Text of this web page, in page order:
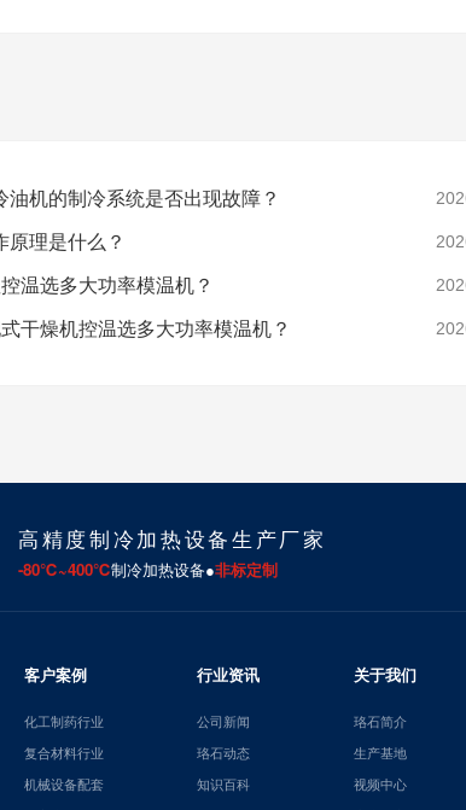
油机的制冷系统是否出现故障？
原理是什么？
温选多大功率模温机？
干燥机控温选多大功率模温机？
高精度制冷加热设备生产厂家
-80℃~400℃制冷加热设备●非标定制
客户案例
化工制药行业
复合材料行业
机械设备配套
行业资讯
公司新闻
珞石动态
知识百科
关于我们
珞石简介
生产基地
视频中心